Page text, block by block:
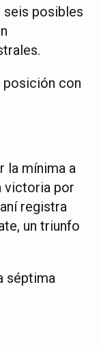
seis posibles
posición con
la mínima a
victoria por
registra
un triunfo
séptima